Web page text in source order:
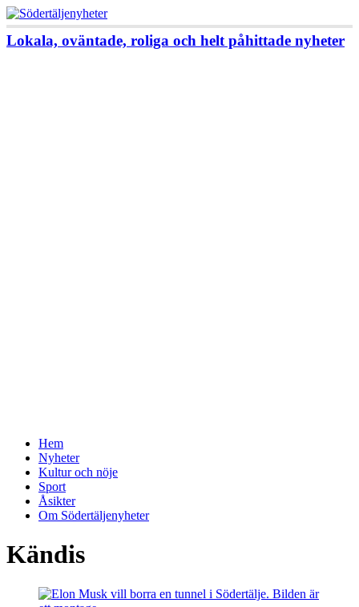
Lokala, oväntade, roliga och helt påhittade nyheter
Hem
Nyheter
Kultur och nöje
Sport
Åsikter
Om Södertäljenyheter
Kändis